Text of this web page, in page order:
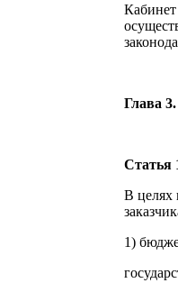
Глава
Статья
В целях
1)